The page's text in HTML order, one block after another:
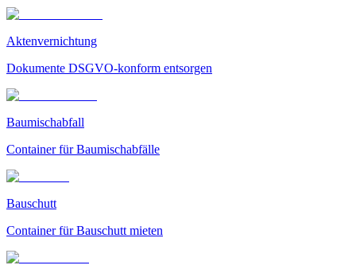
Aktenvernichtung
Dokumente DSGVO-konform entsorgen
Baumischabfall
Container für Baumischabfälle
Bauschutt
Container für Bauschutt mieten